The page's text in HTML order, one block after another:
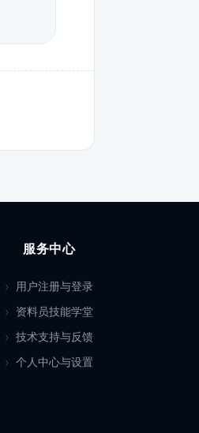
服务中心
用户注册与登录
资料员技能学堂
技术支持与反馈
个人中心与设置